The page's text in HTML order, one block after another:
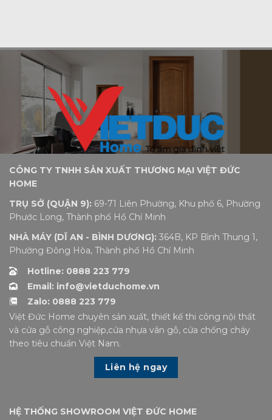
CÔNG TY TNHH SẢN XUẤT THƯƠNG MẠI VIỆT ĐỨC
HOME
TRỤ SỞ (QUẬN 9): 69-71 Liên Phường, Khu phố 6, Phường
Phước Long, Thành phố Hồ Chí Minh
NHÀ MÁY (DĨ AN - BÌNH DƯƠNG): 364B, KP Bình Thung 1,
Phường Đông Hòa, Thành phố Hồ Chí Minh
Hotline: 0888 223 779
Email: info@vietduchome.vn
Zalo: 0888 223 779
Việt Đức Home chuyên sản xuất, thiết kế thi công nội thất
và cửa gỗ công nghiệp,cửa nhựa vân gỗ, cửa chống cháy
theo tiêu chuẩn Việt Nam.
Liên hệ ngay
HỆ THỐNG SHOWROOM VIỆT ĐỨC HOME